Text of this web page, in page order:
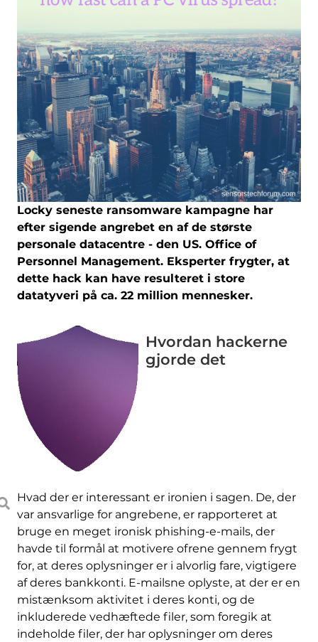
Locky seneste ransomware kampagne har
efter sigende angrebet en af ​​de største
personale datacentre - den US. Office of
Personnel Management. Eksperter frygter, at
dette hack kan have resulteret i store
datatyveri på ca. 22 million mennesker.
Hvordan hackerne
gjorde det
Hvad der er interessant er ironien i sagen. De, der
var ansvarlige for angrebene, er rapporteret at
bruge en meget ironisk phishing-e-mails, der
havde til formål at motivere ofrene gennem frygt
for, at deres oplysninger er i alvorlig fare, vigtigere
af deres bankkonti. E-mailsne oplyste, at der er en
mistænksom aktivitet i deres konti, og de
inkluderede vedhæftede filer, som foregik at
indeholde filer, der har oplysninger om deres